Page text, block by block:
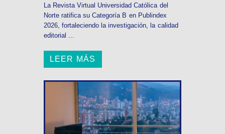
La Revista Virtual Universidad Católica del
Norte ratifica su Categoría B en Publindex
2026, fortaleciendo la investigación, la calidad
editorial ...
LEER MÁS